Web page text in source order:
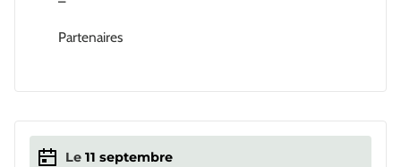
Partenaires
Le 11 septembre